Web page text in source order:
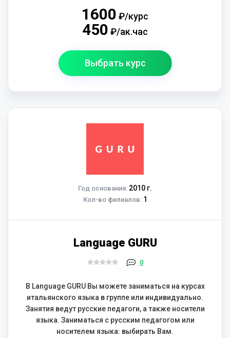
1600 ₽/курс
450 ₽/ак.час
Выбрать курс
Год основания: 2010 г.
Кол-во филиалов:1
Language GURU
0
В Language GURU Вы можете заниматься на курсах
итальянского языка в группе или индивидуально.
Занятия ведут русские педагоги, а также носители
языка. Заниматься с русским педагогом или
носителем языка: выбирать Вам.